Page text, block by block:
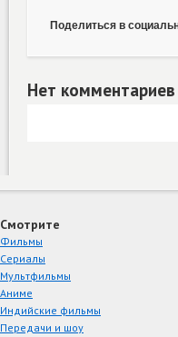
Поделиться в
Нет комментариев
Смотрите
Фильмы
Сериалы
Мультфильмы
Аниме
Индийские фильмы
Передачи и шоу